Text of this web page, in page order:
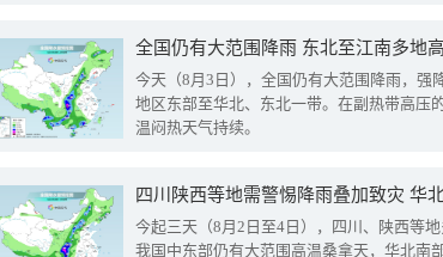
全国仍有大范围降雨 东北至江南多地
今天（8月3日），全国仍有大范围降雨，强
地区东部至华北、东北一带。在副热带高压
温闷热天气持续。
今起三天（8月2日至4日），四川、陕西等地
我国中东部仍有大范围高温桑拿天，华北南